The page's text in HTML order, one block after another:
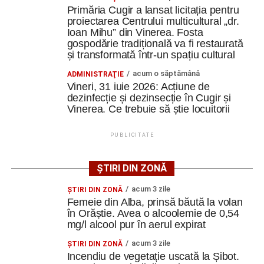
17:00 – „Wonka”– povestea începuturilor
celebrului Willy Wonka;
19:00 – „A Complete Unknown”– dramă
Bob Dylan.
Organizatorii anunță că participanții vor avea la dispoziție
câteva beanbag-uri pentru un plus de confort, iar la fața
locului vor putea fi cumpărate popcorn, băuturi răcoritoare
Cei care doresc să participe sunt încurajați să vină cu o
pătură sau un scaun pliant, pentru a se bucura în cele mai
bune condiții de proiecțiile în aer liber.
Evenimentul se adresează întregii familii și promite trei
seri de relaxare și divertisment sub cerul liber, în Parcul
Stadion din Cugir.
Primăria Cugir a lansat licitația pentru
proiectarea Centrului multicultural „dr.
Ioan Mihu” din Vinerea. Fosta
gospodărie tradițională va fi restaurată
și transformată într-un spațiu cultural
ADMINISTRAŢIE acum o săptămână
Vineri, 31 iuie 2026: Acțiune de
dezinfecție și dezinsecție în Cugir și
Vinerea. Ce trebuie să știe locuitorii
PUBLICITATE
ȘTIRI DIN ZONĂ
ŞTIRI DIN ZONĂ acum 3 zile
Femeie din Alba, prinsă băută la volan
în Orăștie. Avea o alcoolemie de 0,54
mg/l alcool pur în aerul expirat
ŞTIRI DIN ZONĂ acum 3 zile
Incendiu de vegetație uscată la Șibot.